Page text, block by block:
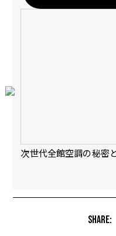
次世代全館空調の秘密
SHARE: